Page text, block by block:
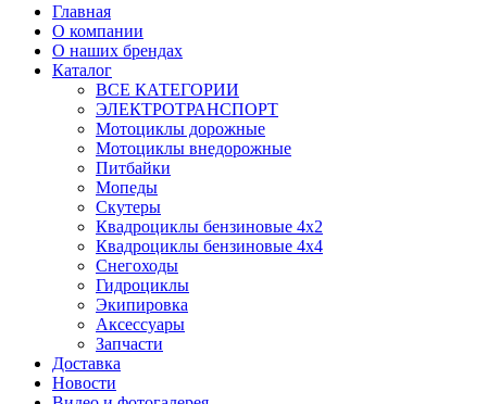
Главная
О компании
О наших брендах
Каталог
ВСЕ КАТЕГОРИИ
ЭЛЕКТРОТРАНСПОРТ
Мотоциклы дорожные
Мотоциклы внедорожные
Питбайки
Мопеды
Скутеры
Квадроциклы бензиновые 4х2
Квадроциклы бензиновые 4х4
Снегоходы
Гидроциклы
Экипировка
Аксессуары
Запчасти
Доставка
Новости